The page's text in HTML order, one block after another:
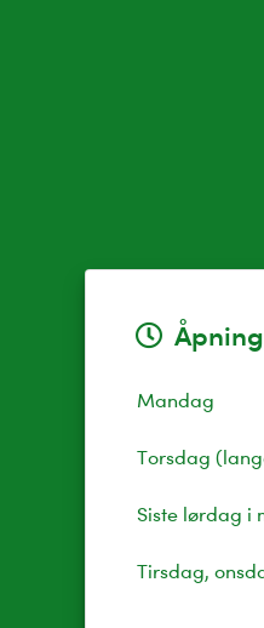
Mandag
Torsdag
Siste lørdag i
Tirsdag,